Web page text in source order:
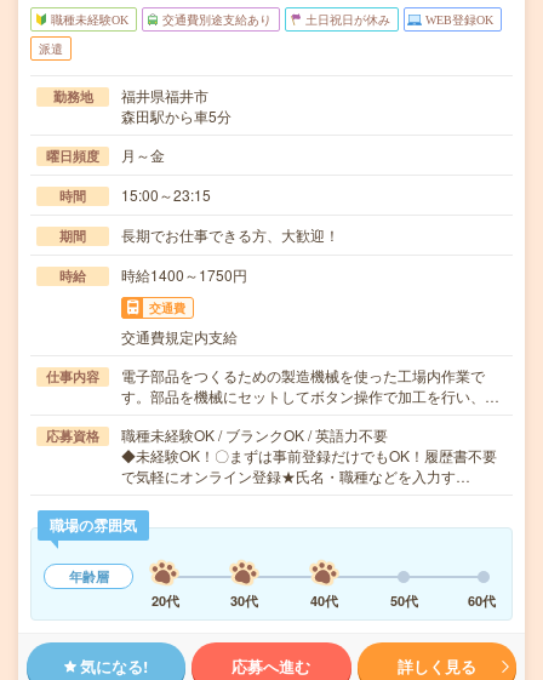
職種未経験OK 交通費別途支給あり 土日祝日が休み WEB登録OK
派遣
勤務地
福井県福井市
森田駅から車5分
曜日頻度 月～金
時間 15:00～23:15
期間 長期でお仕事できる方、大歓迎！
時給 時給1400～1750円
交通費
交通費規定内支給
仕事内容
電子部品をつくるための製造機械を使った工場内作業で
す。部品を機械にセットしてボタン操作で加工を行い、…
応募資格
職種未経験OK / ブランクOK / 英語力不要
◆未経験OK！〇まずは事前登録だけでもOK！履歴書不要
で気軽にオンライン登録★氏名・職種などを入力す…
職場の雰囲気
年齢層
20代
30代 40代 50代 60代
気になる! 応募へ進む 詳しく見る